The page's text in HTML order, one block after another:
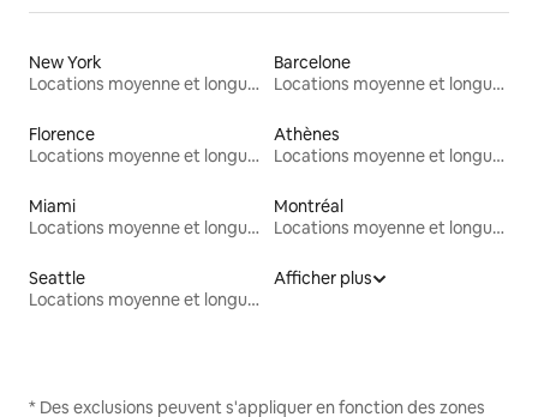
New York
Locations moyenne et longue durée
Barcelone
Locations moyenne et longue durée
Florence
Locations moyenne et longue durée
Athènes
Locations moyenne et longue durée
Miami
Locations moyenne et longue durée
Montréal
Locations moyenne et longue durée
Seattle
Locations moyenne et longue durée
Afficher plus
* Des exclusions peuvent s'appliquer en fonction des zones